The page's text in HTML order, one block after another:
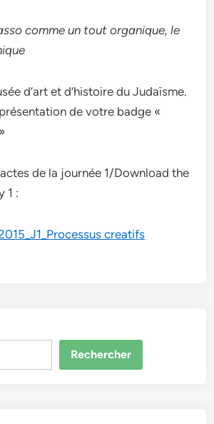
comme un tout organique, le
d’art et d’histoire du Judaïsme.
de votre badge «
de la journée 1/Download the
1 :
creatifs
Rechercher